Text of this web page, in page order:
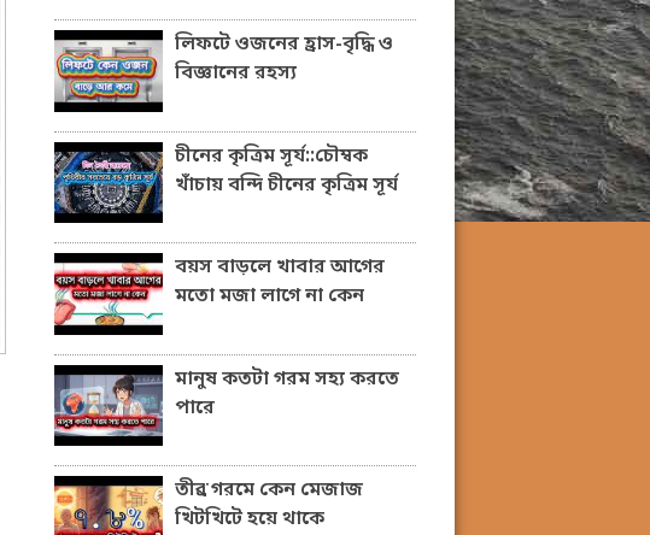
লিফটে ওজনের হ্রাস-বৃদ্ধি ও
বিজ্ঞানের রহস্য
চীনের কৃত্রিম সূর্য::চৌম্বক
খাঁচায় বন্দি চীনের কৃত্রিম সূর্য
বয়স বাড়লে খাবার আগের
মতো মজা লাগে না কেন
মানুষ কতটা গরম সহ্য করতে
পারে
তীব্র গরমে কেন মেজাজ
খিটখিটে হয়ে থাকে